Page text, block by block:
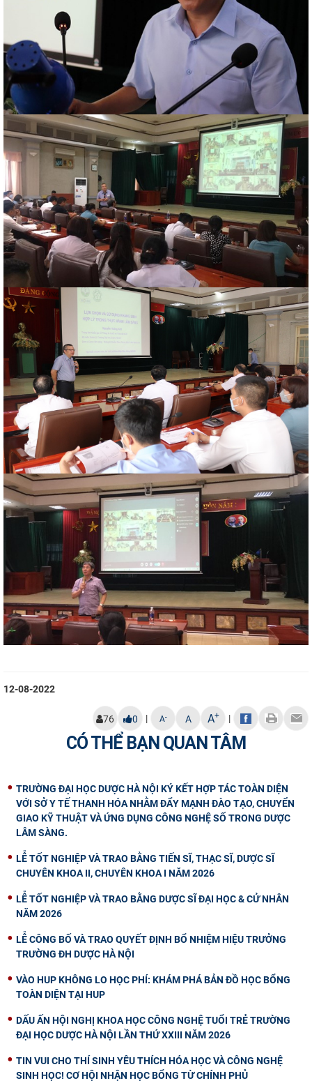
12-08-2022
76 0 | A- A A+ |
CÓ THỂ BẠN QUAN TÂM
TRƯỜNG ĐẠI HỌC DƯỢC HÀ NỘI KÝ KẾT HỢP TÁC TOÀN DIỆN
VỚI SỞ Y TẾ THANH HÓA NHẰM ĐẨY MẠNH ĐÀO TẠO, CHUYỂN
GIAO KỸ THUẬT VÀ ỨNG DỤNG CÔNG NGHỆ SỐ TRONG DƯỢC
LÂM SÀNG.
LỄ TỐT NGHIỆP VÀ TRAO BẰNG TIẾN SĨ, THẠC SĨ, DƯỢC SĨ
CHUYÊN KHOA II, CHUYÊN KHOA I NĂM 2026
LỄ TỐT NGHIỆP VÀ TRAO BẰNG DƯỢC SĨ ĐẠI HỌC & CỬ NHÂN
NĂM 2026
LỄ CÔNG BỐ VÀ TRAO QUYẾT ĐỊNH BỔ NHIỆM HIỆU TRƯỞNG
TRƯỜNG ĐH DƯỢC HÀ NỘI
VÀO HUP KHÔNG LO HỌC PHÍ: KHÁM PHÁ BẢN ĐỒ HỌC BỔNG
TOÀN DIỆN TẠI HUP
DẤU ẤN HỘI NGHỊ KHOA HỌC CÔNG NGHỆ TUỔI TRẺ TRƯỜNG
ĐẠI HỌC DƯỢC HÀ NỘI LẦN THỨ XXIII NĂM 2026
TIN VUI CHO THÍ SINH YÊU THÍCH HÓA HỌC VÀ CÔNG NGHỆ
SINH HỌC! CƠ HỘI NHẬN HỌC BỔNG TỪ CHÍNH PHỦ